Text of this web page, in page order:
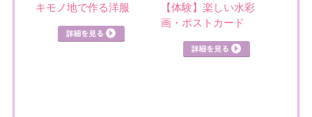
キモノ地で作る洋服
【体験】楽しい水彩
画・ポストカード